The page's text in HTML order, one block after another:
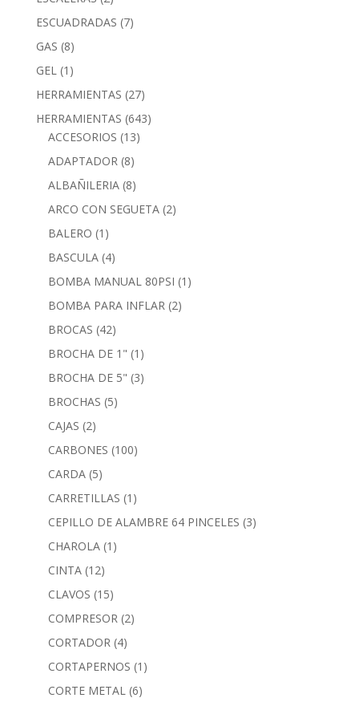
ESCUADRADAS (7)
GAS (8)
GEL (1)
HERRAMIENTAS (27)
HERRAMIENTAS (643)
ACCESORIOS (13)
ADAPTADOR (8)
ALBAÑILERIA (8)
ARCO CON SEGUETA (2)
BALERO (1)
BASCULA (4)
BOMBA MANUAL 80PSI (1)
BOMBA PARA INFLAR (2)
BROCAS (42)
BROCHA DE 1" (1)
BROCHA DE 5" (3)
BROCHAS (5)
CAJAS (2)
CARBONES (100)
CARDA (5)
CARRETILLAS (1)
CEPILLO DE ALAMBRE 64 PINCELES (3)
CHAROLA (1)
CINTA (12)
CLAVOS (15)
COMPRESOR (2)
CORTADOR (4)
CORTAPERNOS (1)
CORTE METAL (6)